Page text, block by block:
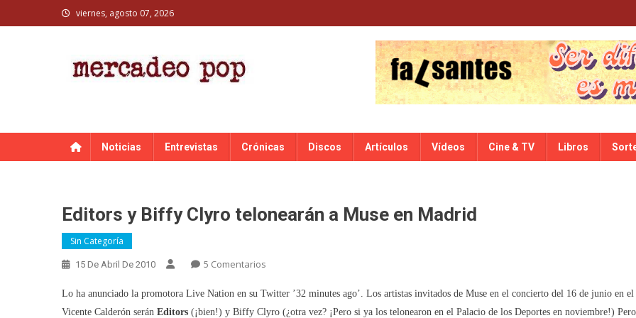
to
viernes, agosto 07, 2026
Noticias Entrevistas Crónicas Discos Artículos Vídeos Cine & TV Libros
Editors y Biffy Clyro telonearán a Muse en Madrid
Sin Categoría
15 De Abril De 2010 5 Comentarios
Y
Biffy
Lo ha anunciado la promotora Live Nation en su Twitter ’32 minutes ago’. Los artistas invitados de Muse en el concierto del 16 de junio en el
Vicente Calderón serán Editors (¡bien!) y Biffy Clyro (¿otra vez? ¡Pero si ya los telonearon en el Palacio de los Deportes en noviembre!) Pero